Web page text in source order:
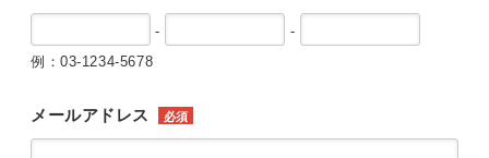
-
-
例：03-1234-5678
メールアドレス 必須